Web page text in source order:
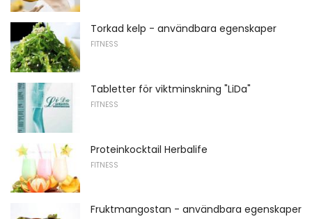
Torkad kelp - användbara egenskaper
FITNESS
Tabletter för viktminskning "LiDa"
FITNESS
Proteinkocktail Herbalife
FITNESS
Fruktmangostan - användbara egenskaper